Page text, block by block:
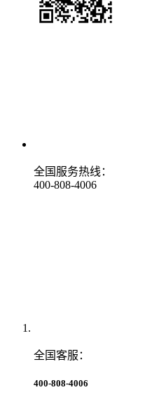
全国服务热线：
400-808-4006
全国客服：
400-808-4006